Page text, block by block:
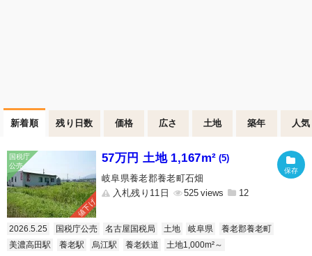
新着順 残り日数 価格 広さ 土地 築年 人気
値下げ
57万円 土地 1,167m² (5)
岐阜県養老郡養老町石畑
入札残り11日
525 12
2026.5.25 国税庁公売 名古屋国税局 土地 岐阜県
養老郡養老町
美濃高田駅
養老駅 烏江駅 養老鉄道 土地1,000m²～